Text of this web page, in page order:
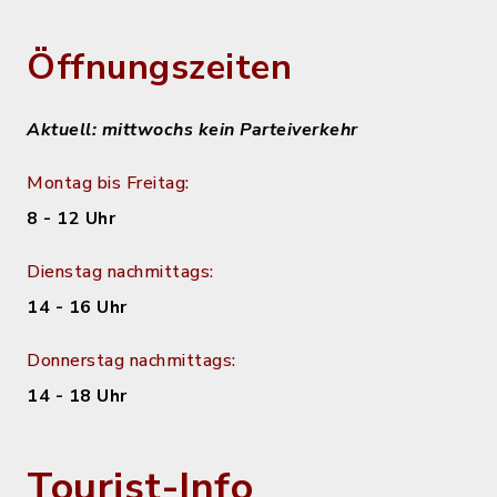
Öffnungszeiten
Aktuell: mittwochs kein Parteiverkehr
Montag bis Freitag:
8 - 12 Uhr
Dienstag nachmittags:
14 - 16 Uhr
Donnerstag nachmittags:
14 - 18 Uhr